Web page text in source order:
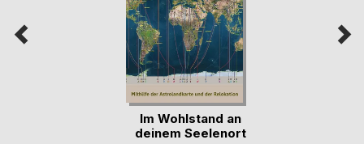
Im Wohlstand an
deinem Seelenort